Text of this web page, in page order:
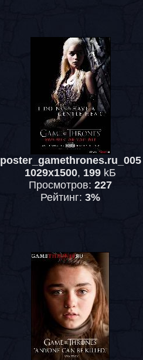
poster_gamethrones.ru_005
1029x1500, 199 kБ
Просмотров: 227
Рейтинг: 3%